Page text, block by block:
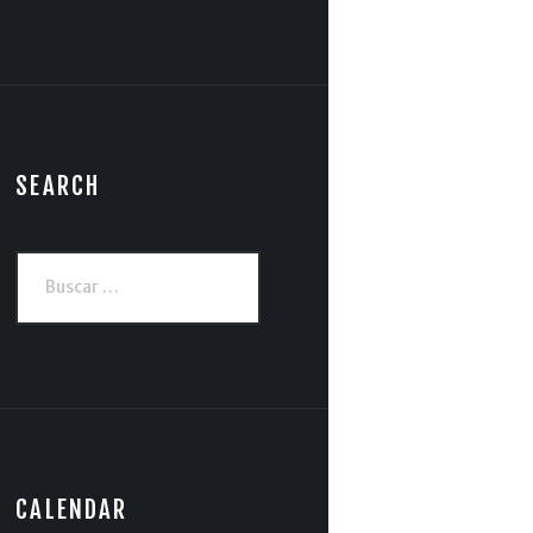
SEARCH
CALENDAR